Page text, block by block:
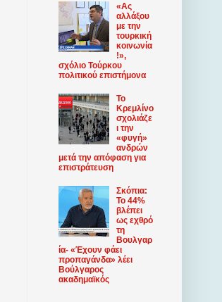
«Ας
αλλάξου
με την
τουρκική
κοινωνία
!»,
σχόλιο Τούρκου
πολιτικού επιστήμονα
Το
Κρεμλίνο
σχολιάζε
ι την
«φυγή»
ανδρών
μετά την απόφαση για
επιστράτευση
Σκόπια:
Το 44%
βλέπει
ως εχθρό
τη
Βουλγαρ
ία- «Έχουν φάει
προπαγάνδα» λέει
Βούλγαρος
ακαδημαϊκός